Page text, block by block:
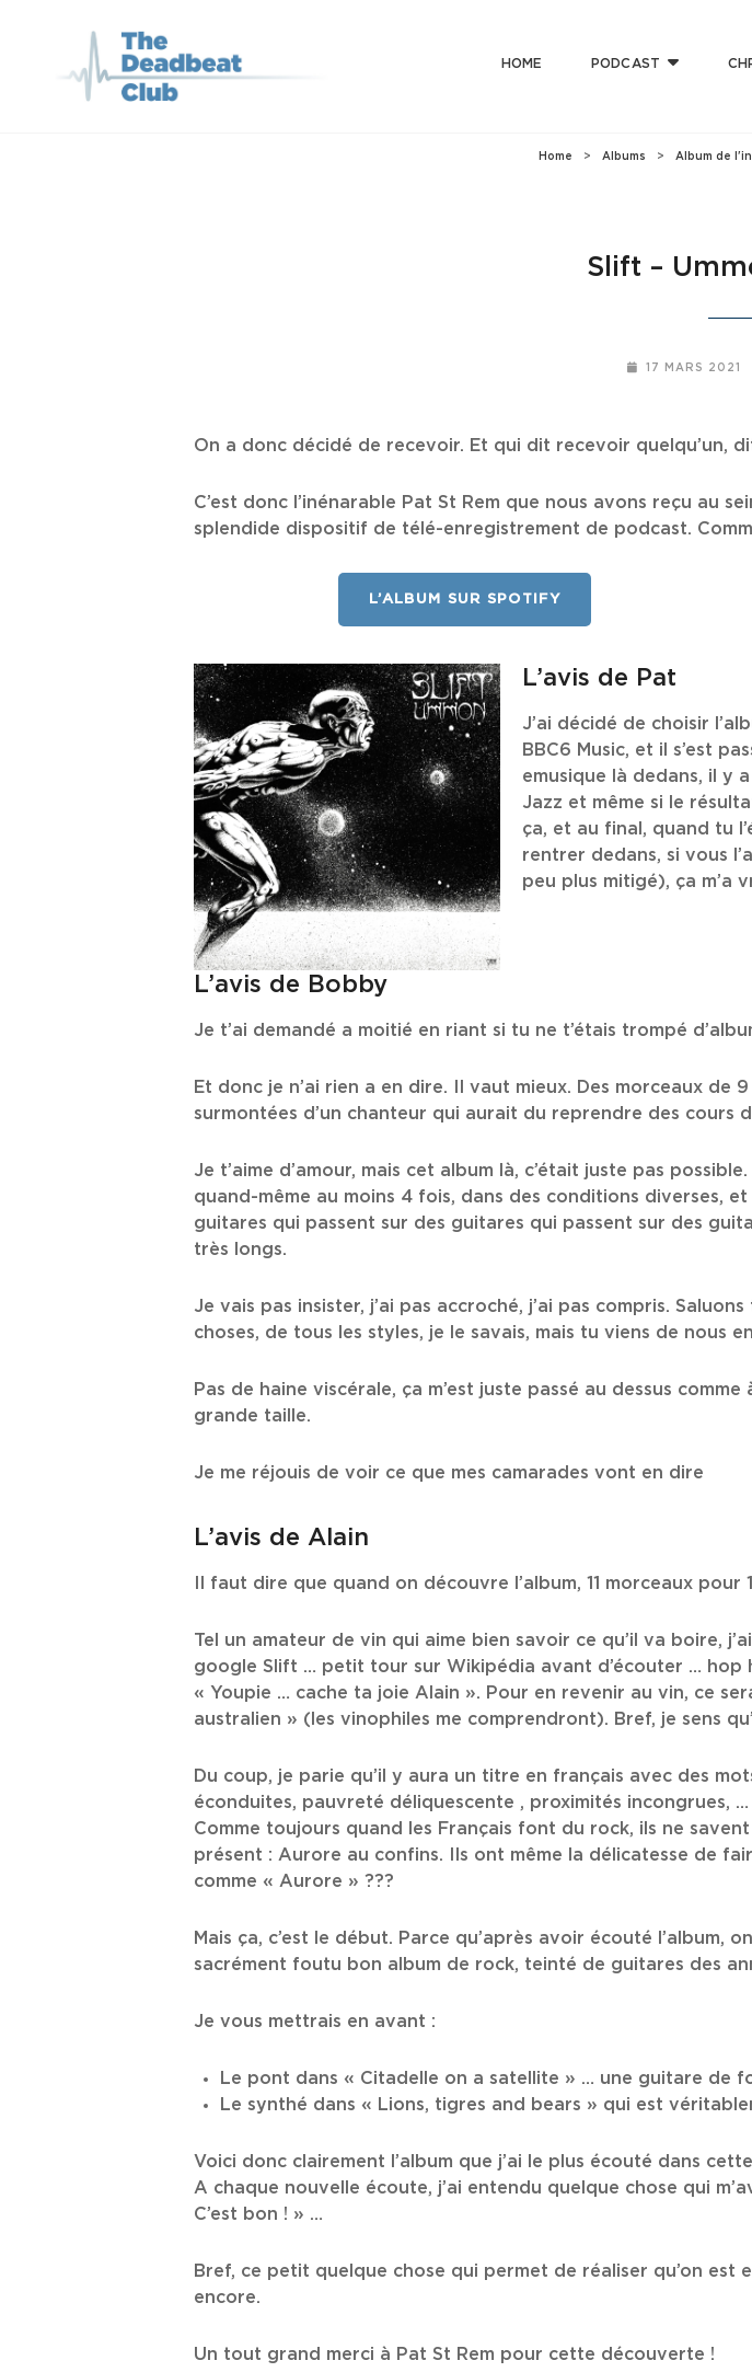
HOME PODCAST
Home > Albums > Album de
Slift –
POSTED-
17 MARS 2021
On a donc décidé de recevoir. Et qui dit recevoir quelqu’un,
C’est donc l’inénarable Pat St Rem que nous avons reçu au
splendide dispositif de télé-enregistrement de podcast.
L’ALBUM SUR SPOTIFY
L’avis de Pat
J’ai décidé de choisir
BBC6 Music, et il s’est
emusique là dedans, il y
Jazz et même si le
ça, et au final, quand tu
rentrer dedans, si vous
peu plus mitigé), ça m’a
L’avis de Bobby
Je t’ai demandé a moitié en riant si tu ne t’étais trompé
Et donc je n’ai rien a en dire. Il vaut mieux. Des morceaux de
surmontées d’un chanteur qui aurait du reprendre des cours
Je t’aime d’amour, mais cet album là, c’était juste pas
quand-même au moins 4 fois, dans des conditions diverses, et
guitares qui passent sur des guitares qui passent sur des
très longs.
Je vais pas insister, j’ai pas accroché, j’ai pas compris.
choses, de tous les styles, je le savais, mais tu viens de nous
Pas de haine viscérale, ça m’est juste passé au dessus
grande taille.
Je me réjouis de voir ce que mes camarades vont en dire
L’avis de Alain
Il faut dire que quand on découvre l’album, 11 morceaux pour
Tel un amateur de vin qui aime bien savoir ce qu’il va boire,
google Slift … petit tour sur Wikipédia avant d’écouter … hop
« Youpie … cache ta joie Alain ». Pour en revenir au vin, ce
australien » (les vinophiles me comprendront). Bref, je sens
Du coup, je parie qu’il y aura un titre en français avec des
éconduites, pauvreté déliquescente , proximités incongrues, …
Comme toujours quand les Français font du rock, ils ne
présent : Aurore au confins. Ils ont même la délicatesse de
comme « Aurore » ???
Mais ça, c’est le début. Parce qu’après avoir écouté l’album,
sacrément foutu bon album de rock, teinté de guitares des
Je vous mettrais en avant :
Le pont dans « Citadelle on a satellite » … une guitare de
Le synthé dans « Lions, tigres and bears » qui est
Voici donc clairement l’album que j’ai le plus écouté dans
A chaque nouvelle écoute, j’ai entendu quelque chose qui
C’est bon ! » …
Bref, ce petit quelque chose qui permet de réaliser qu’on est
encore.
Un tout grand merci à Pat St Rem pour cette découverte !